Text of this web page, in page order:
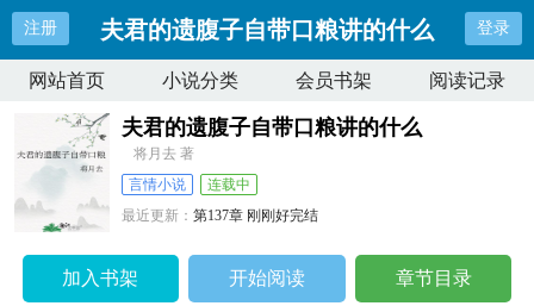
注册 夫君的遗腹子自带口粮讲的什么 登录
网站首页 小说分类 会员书架 阅读记录
夫君的遗腹子自带口粮讲的什么
将月去 著
言情小说
连载中
最近更新：第137章 刚刚好完结
加入书架 开始阅读 章节目录